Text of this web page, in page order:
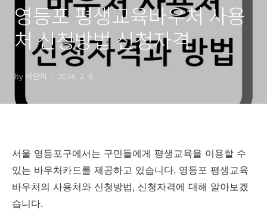
영등포 평생교육바우처 사용
처 신청방법 신청자격
by 에단씨 2024. 2. 8.
서울 영등포구에서는 구민들에게 평생교육을 이용할 수
있는 바우처카드를 제공하고 있습니다. 영등포 평생교육
바우처의 사용처와 신청방법, 신청자격에 대해 알아보겠
습니다.